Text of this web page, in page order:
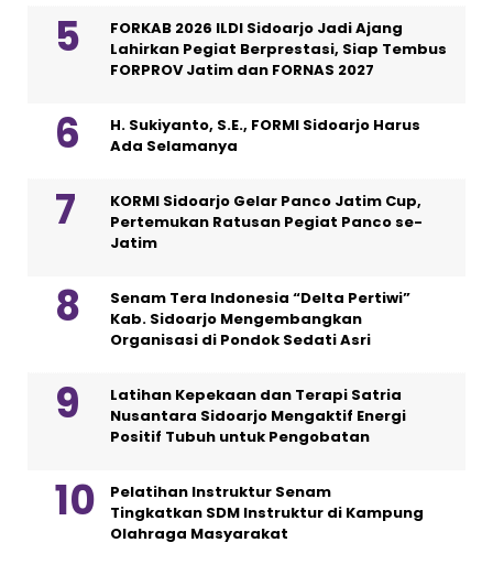
FORKAB 2026 ILDI Sidoarjo Jadi Ajang
Lahirkan Pegiat Berprestasi, Siap Tembus
FORPROV Jatim dan FORNAS 2027
H. Sukiyanto, S.E., FORMI Sidoarjo Harus
Ada Selamanya
KORMI Sidoarjo Gelar Panco Jatim Cup,
Pertemukan Ratusan Pegiat Panco se-
Jatim
Senam Tera Indonesia “Delta Pertiwi”
Kab. Sidoarjo Mengembangkan
Organisasi di Pondok Sedati Asri
Latihan Kepekaan dan Terapi Satria
Nusantara Sidoarjo Mengaktif Energi
Positif Tubuh untuk Pengobatan
Pelatihan Instruktur Senam
Tingkatkan SDM Instruktur di Kampung
Olahraga Masyarakat